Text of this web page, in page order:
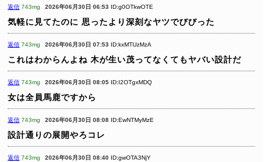
返信 743mg 2026年06月30日 06:53 ID:g0OTkwOTE
気軽に見てたのに 思ったより深刻なヤツでびびった
返信 743mg 2026年06月30日 07:53 ID:kxMTUzMzA
これはわからんよね 木が生い茂ってなくてもヤバい設計だ
返信 743mg 2026年06月30日 08:05 ID:I2OTgxMDQ
女は全員馬鹿ですから
返信 743mg 2026年06月30日 08:08 ID:EwNTMyMzE
設計通りの展開やろコレ
返信 743mg 2026年06月30日 08:40 ID:gwOTA3NjY